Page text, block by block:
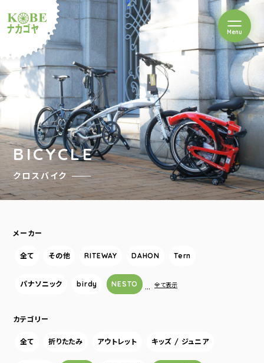
ルショップナカゴヤ
Menuを開閉
BICYCLE
クロスバイク
メーカー
全て その他 RITEWAY DAHON Tern
パナソニック birdy NESTO … 全て表示
カテゴリー
全て 折りたたみ アウトレット キッズ / ジュニア